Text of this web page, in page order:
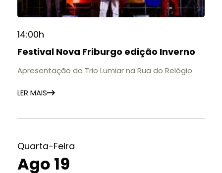
14:00h
Festival Nova Friburgo edição Inverno
Apresentação do Trio Lumiar na Rua do Relógio
LER MAIS
Quarta-Feira
Ago 19